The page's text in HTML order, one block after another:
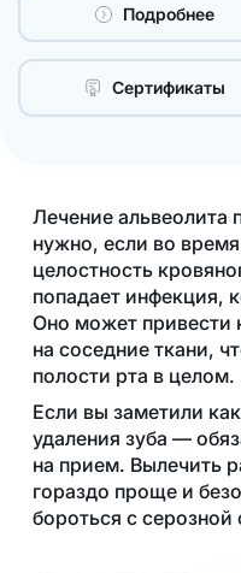
Подробнее
Сертификаты
Лечение альвеолита
нужно, если во
целостность
попадает инфекция,
Оно может привести
на соседние ткани,
полости рта в целом.
Если вы заметили
удаления зуба —
на прием. Вылечить
гораздо проще и
бороться с серозной